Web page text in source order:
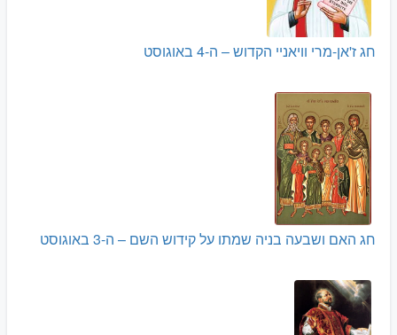
חג ז'אן-מרי וויאניי הקדוש – ה-4 באוגוסט
חג האם ושבעה בניה שמתו על קידוש השם – ה-3 באוגוסט